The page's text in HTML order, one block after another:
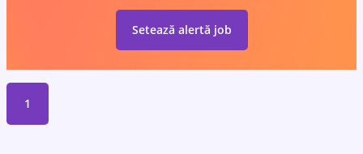
Setează alertă job
1